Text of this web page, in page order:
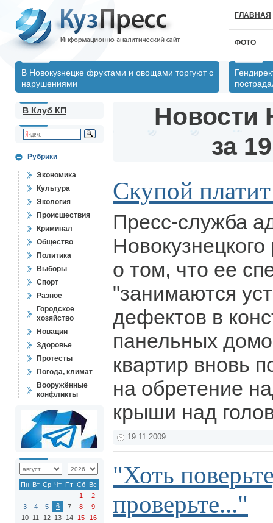
ГЛАВНАЯ
ФОТО
В Новокузнецке фруктами и овощами торгуют с
нарушениями
В Клуб КП
Рубрики
Экономика
Культура
Экология
Происшествия
Криминал
Общество
Политика
Выборы
Спорт
Разное
Городское
хозяйство
Новации
Здоровье
Протесты
Погода, климат
Вооружённые
конфликты
Пн Вт Ср Чт Пт Сб Вс
1
2
3
4 5 6 7 8
9
10 11 12 13 14 15
16
Новости
за
Скупой
Пресс-служба
о том, что ее
"занимаются
дефектов в
панельных
квартир вновь
на обретение
крыши над
19.11.2009
"Хоть
проверьте..."